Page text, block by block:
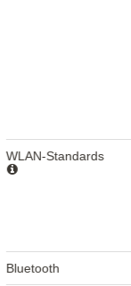
WLAN-Standards
Bluetooth